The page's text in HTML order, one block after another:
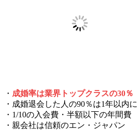
・ 成婚率は業界トップクラスの30％
・成婚退会した人の90％は1年以内に
・1/10の入会費・半額以下の年間費
・親会社は信頼のエン・ジャパン